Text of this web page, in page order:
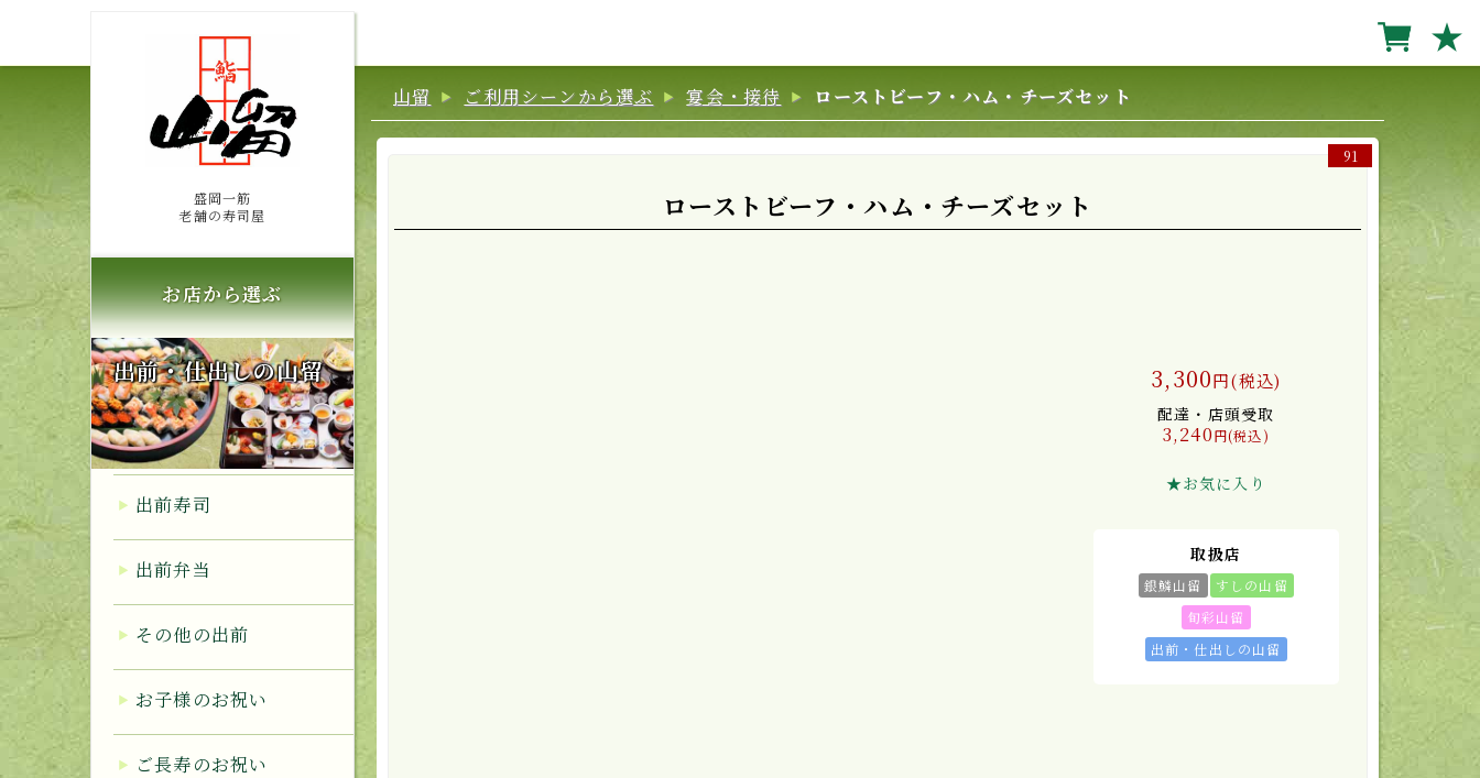
★
盛岡一筋
老舗の寿司屋
お店から選ぶ
出前・仕出しの山留
出前寿司
出前弁当
その他の出前
お子様のお祝い
ご長寿のお祝い
山留 ご利用シーンから選ぶ 宴会・接待 ローストビーフ・ハム・チーズセット
ローストビーフ・ハム・チーズセット
91
3,300円(税込)
配達・店頭受取
3,240円(税込)
★お気に入り
取扱店
銀鱗山留
すしの山留
旬彩山留
出前・仕出しの山留